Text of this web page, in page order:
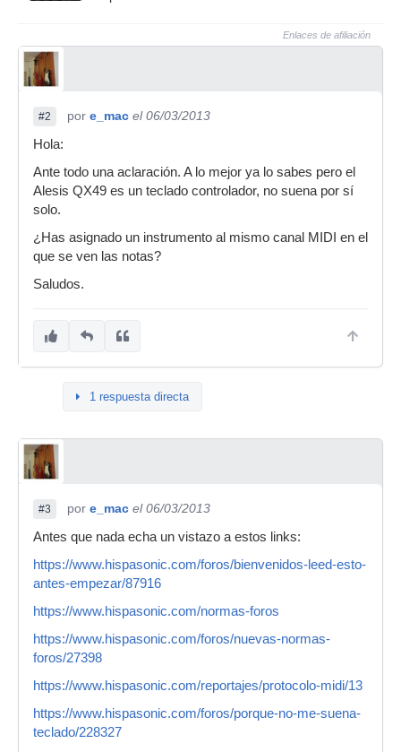
Enlaces de afiliación
#2 por e_mac el 06/03/2013
Hola:
Ante todo una aclaración. A lo mejor ya lo sabes pero el
Alesis QX49 es un teclado controlador, no suena por sí
solo.
¿Has asignado un instrumento al mismo canal MIDI en el
que se ven las notas?
Saludos.
1 respuesta directa
#3 por e_mac el 06/03/2013
Antes que nada echa un vistazo a estos links:
https://www.hispasonic.com/foros/bienvenidos-leed-esto-
antes-empezar/87916
https://www.hispasonic.com/normas-foros
https://www.hispasonic.com/foros/nuevas-normas-
foros/27398
https://www.hispasonic.com/reportajes/protocolo-midi/13
https://www.hispasonic.com/foros/porque-no-me-suena-
teclado/228327